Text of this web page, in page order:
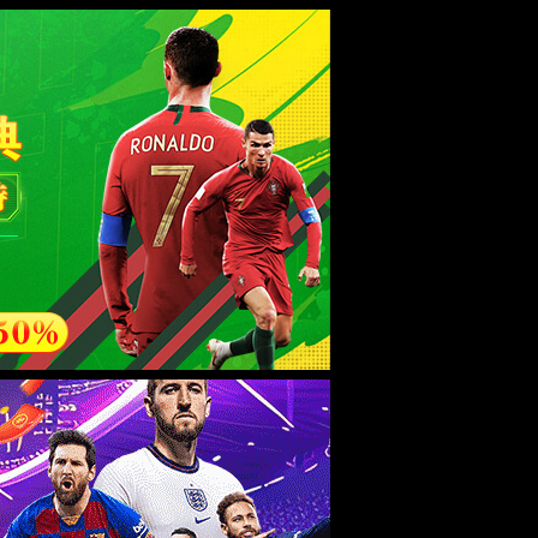
试。